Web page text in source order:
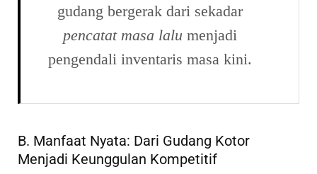
gudang bergerak dari sekadar
pencatat masa lalu menjadi
pengendali inventaris masa kini.
B. Manfaat Nyata: Dari Gudang Kotor
Menjadi Keunggulan Kompetitif